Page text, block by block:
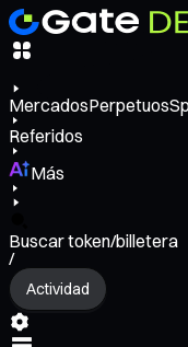
MercadosPerpetuos
Referidos
Más
Buscar token/billetera
/
Actividad